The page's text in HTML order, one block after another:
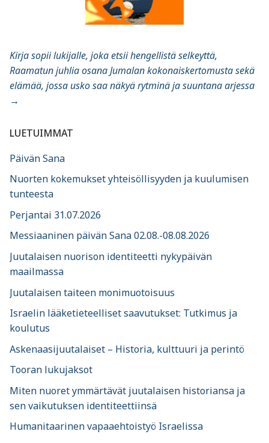
Kirja sopii lukijalle, joka etsii hengellistä selkeyttä,
Raamatun juhlia osana Jumalan kokonaiskertomusta sekä
elämää, jossa usko saa näkyä rytminä ja suuntana arjessa
→
LUETUIMMAT
Päivän Sana
Nuorten kokemukset yhteisöllisyyden ja kuulumisen
tunteesta
Perjantai 31.07.2026
Messiaaninen päivän Sana 02.08.-08.08.2026
Juutalaisen nuorison identiteetti nykypäivän
maailmassa
Juutalaisen taiteen monimuotoisuus
Israelin lääketieteelliset saavutukset: Tutkimus ja
koulutus
Askenaasijuutalaiset – Historia, kulttuuri ja perintö
Tooran lukujaksot
Miten nuoret ymmärtävät juutalaisen historiansa ja
sen vaikutuksen identiteettiinsä
Humanitaarinen vapaaehtoistyö Israelissa